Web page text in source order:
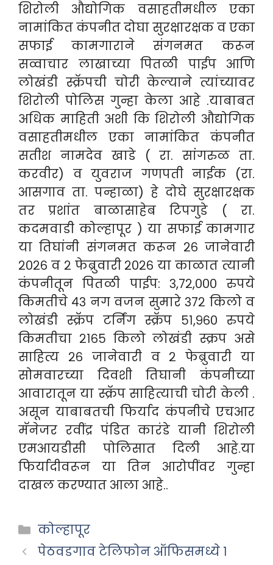
शिरोली औद्योगिक वसाहतीमधील एका
नामांकित कंपनीत दोघा सुरक्षारक्षक व एका
सफाई कामगाराने संगनमत करून
सव्वाचार लाखाच्या पितळी पाईप आणि
लोखंडी स्क्रॅपची चोरी केल्याने त्यांच्यावर
शिरोली पोलिस गुन्हा केला आहे .याबाबत
अधिक माहिती अशी कि शिरोली औद्योगिक
वसाहतीमधील एका नामांकित कंपनीत
सतीश नामदेव खाडे ( रा. सांंगरुळ ता.
करवीर) व युवराज गणपती नाईक (रा.
आसगाव ता. पन्हाळा) हे दोघे सुरक्षारक्षक
तर प्रशांत बाळासाहेब टिपगुडे ( रा.
कदमवाडी कोल्हापूर ) या सफाई कामगार
या तिघांनी संगनमत करून २६ जानेवारी
२०२६ व २ फेब्रुवारी २०२६ या काळात त्यानी
कंपनीतून पितळी पाईप: ३,७२,००० रुपये
किमतीचे ४३ नग वजन सुमारे ३७२ किलो व
लोखंडी स्क्रॅप टर्निंग स्क्रॅप ५१,९६० रुपये
किमतीचा २१६५ किलो लोखंडी स्क्रप असे
साहित्य २६ जानेवारी व २ फेब्रुवारी या
सोमवारच्या दिवशी तिघानी कंपनीच्या
आवारातून या स्क्रॅप साहित्याची चोरी केली .
असून याबाबतची फिर्याद कंपनीचे एचआर
मॅनेजर रवींद्र पंडित कारंडे यानी शिरोली
एमआयडीसी पोलिसात दिली आहे.या
फिर्यादीवरून या तिन आरोपींवर गुन्हा
दाखल करण्यात आला आहे..
Categories
कोल्हापूर
पेठवडगाव टेलिफोन ऑफिसमध्ये १